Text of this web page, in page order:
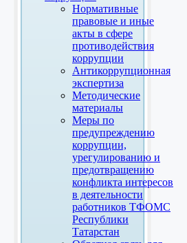
Нормативные
правовые и иные
акты в сфере
противодействия
коррупции
Антикоррупционная
экспертиза
Методические
материалы
Меры по
предупреждению
коррупции,
урегулированию и
предотвращению
конфликта интересов
в деятельности
работников ТФОМС
Республики
Татарстан